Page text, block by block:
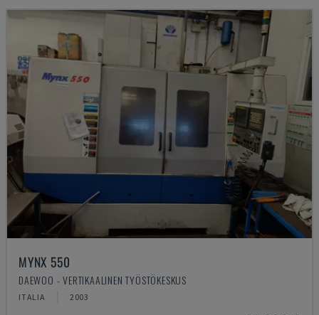
MYNX 550
DAEWOO - VERTIKAALINEN TYÖSTÖKESKUS
ITALIA 2003